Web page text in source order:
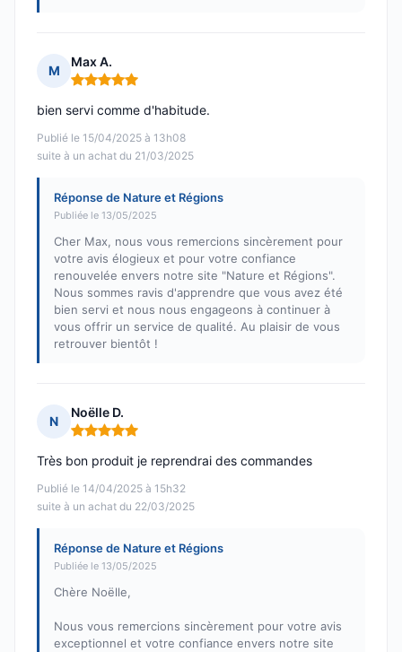
M
Max A.
Note : 5 sur 5
Publié le 15/04/2025 à 13h08
suite à un achat du 21/03/2025
bien servi comme d'habitude.
Réponse de Nature et Régions
Publiée le 13/05/2025
Cher Max, nous vous remercions sincèrement pour
votre avis élogieux et pour votre confiance
renouvelée envers notre site "Nature et Régions".
Nous sommes ravis d'apprendre que vous avez été
bien servi et nous nous engageons à continuer à
vous offrir un service de qualité. Au plaisir de vous
retrouver bientôt !
N
Noëlle D.
Note : 5 sur 5
Publié le 14/04/2025 à 15h32
suite à un achat du 22/03/2025
Très bon produit je reprendrai des commandes
Réponse de Nature et Régions
Publiée le 13/05/2025
Chère Noëlle,
Nous vous remercions sincèrement pour votre avis
exceptionnel et votre confiance envers notre site